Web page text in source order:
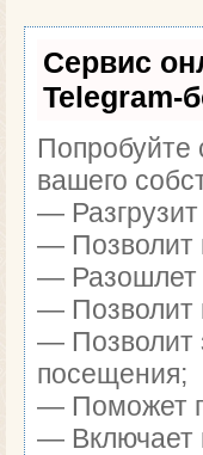
Сервис
Telegram-
Попробуйте
вашего
—
— Позволит
— Разошлет
— Позволит
— Позволит
посещения;
— Поможет
— Включает